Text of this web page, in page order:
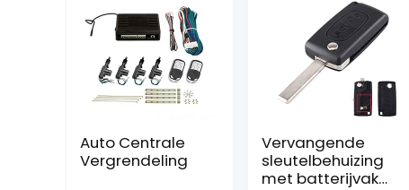
Auto Centrale
Vergrendeling
Vervangende
sleutelbehuizing
met batterijvak